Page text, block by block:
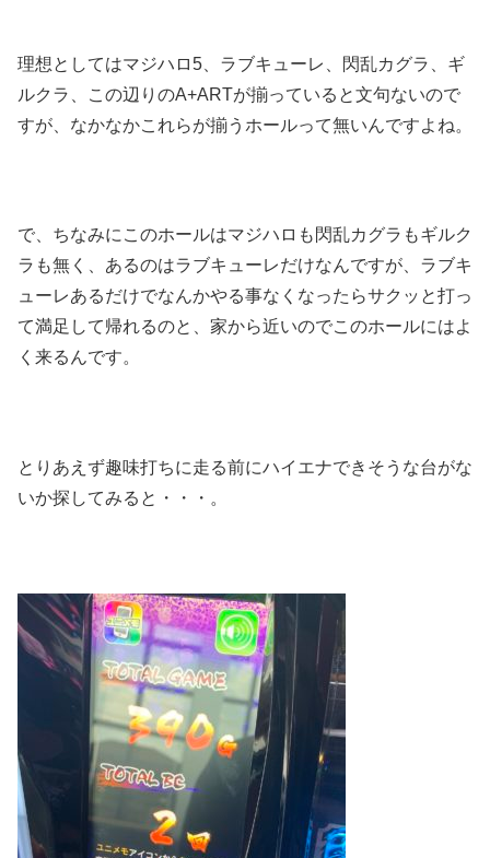
理想としてはマジハロ5、ラブキューレ、閃乱カグラ、ギ
ルクラ、この辺りのA+ARTが揃っていると文句ないので
すが、なかなかこれらが揃うホールって無いんですよね。
で、ちなみにこのホールはマジハロも閃乱カグラもギルク
ラも無く、あるのはラブキューレだけなんですが、ラブキ
ューレあるだけでなんかやる事なくなったらサクッと打っ
て満足して帰れるのと、家から近いのでこのホールにはよ
く来るんです。
とりあえず趣味打ちに走る前にハイエナできそうな台がな
いか探してみると・・・。